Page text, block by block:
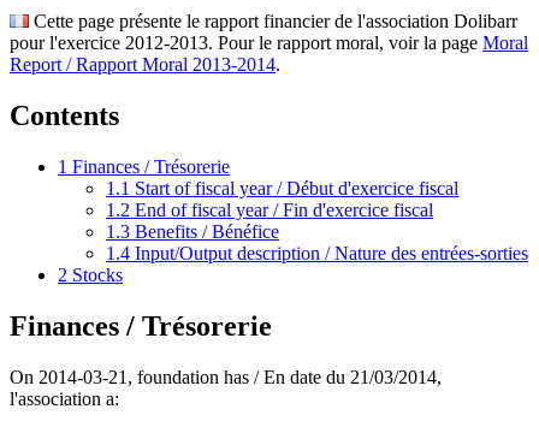
Cette page présente le rapport financier de l'association Dolibarr
pour l'exercice 2012-2013. Pour le rapport moral, voir la page Moral
Report / Rapport Moral 2013-2014.
Contents
1 Finances / Trésorerie
1.1 Start of fiscal year / Début d'exercice fiscal
1.2 End of fiscal year / Fin d'exercice fiscal
1.3 Benefits / Bénéfice
1.4 Input/Output description / Nature des entrées-sorties
2 Stocks
Finances / Trésorerie
On 2014-03-21, foundation has / En date du 21/03/2014,
l'association a: